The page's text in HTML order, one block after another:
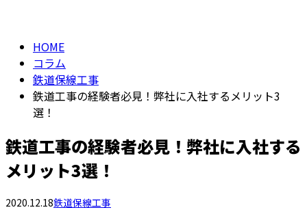
HOME
コラム
鉄道保線工事
鉄道工事の経験者必見！弊社に入社するメリット3
選！
鉄道工事の経験者必見！弊社に入社する
メリット3選！
2020.12.18鉄道保線工事